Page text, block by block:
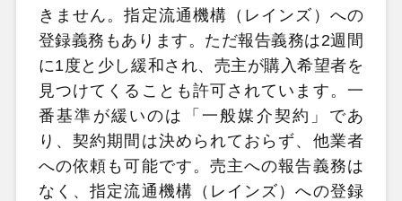
きません。指定流通機構（レインズ）への
登録義務もあります。ただ報告義務は2週間
に1度と少し緩和され、売主が購入希望者を
見つけてくることも許可されています。一
番基準が緩いのは「一般媒介契約」であ
り、契約期間は決められておらず、他業者
への依頼も可能です。売主への報告義務は
なく、指定流通機構（レインズ）への登録